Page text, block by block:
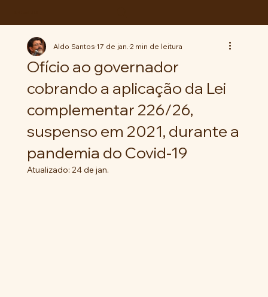
Ofício ao governador
cobrando a aplicação da Lei
complementar 226/26,
suspenso em 2021, durante a
pandemia do Covid-19
Aldo Santos17 de jan.2 min de leitura
Atualizado: 24 de jan.